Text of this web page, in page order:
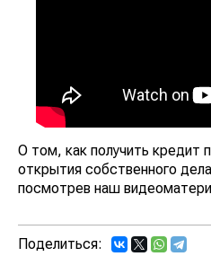
О том, как получить кредит
открытия собственного
посмотрев наш
Поделиться: